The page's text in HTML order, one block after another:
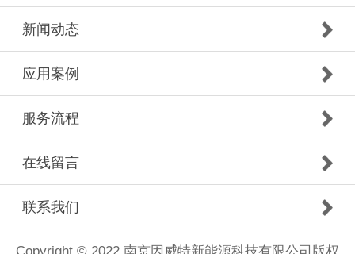
新闻动态
应用案例
服务流程
在线留言
联系我们